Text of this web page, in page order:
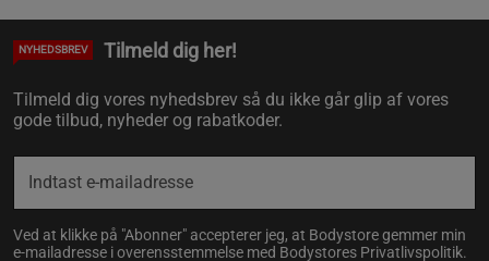
NYHEDSBREV Tilmeld dig her!
Tilmeld dig vores nyhedsbrev så du ikke går glip af vores
gode tilbud, nyheder og rabatkoder.
Ved at klikke på "Abonner" accepterer jeg, at Bodystore gemmer min
e-mailadresse i overensstemmelse med Bodystores Privatlivspolitik.